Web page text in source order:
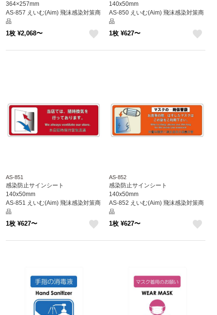
364×257mm
AS-857 えいむ(Aim) 飛沫感染対策商
品
1枚 ¥2,068〜
140x50mm
AS-850 えいむ(Aim) 飛沫感染対策商
品
1枚 ¥627〜
AS-851
感染防止サインシート
140x50mm
AS-851 えいむ(Aim) 飛沫感染対策商
品
1枚 ¥627〜
AS-852
感染防止サインシート
140x50mm
AS-852 えいむ(Aim) 飛沫感染対策商
品
1枚 ¥627〜